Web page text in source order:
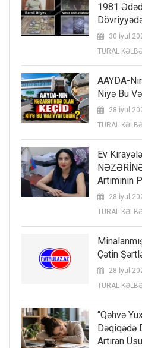
1981
30 İyul
TURAL
AAYDA-
Niyə Bu
28 İyul
TURAL
Ev
Artımının
28 İyul
TURAL
Çətin
28 İyul
TURAL
“Qəhvə
Dəqiqədə
Artıran